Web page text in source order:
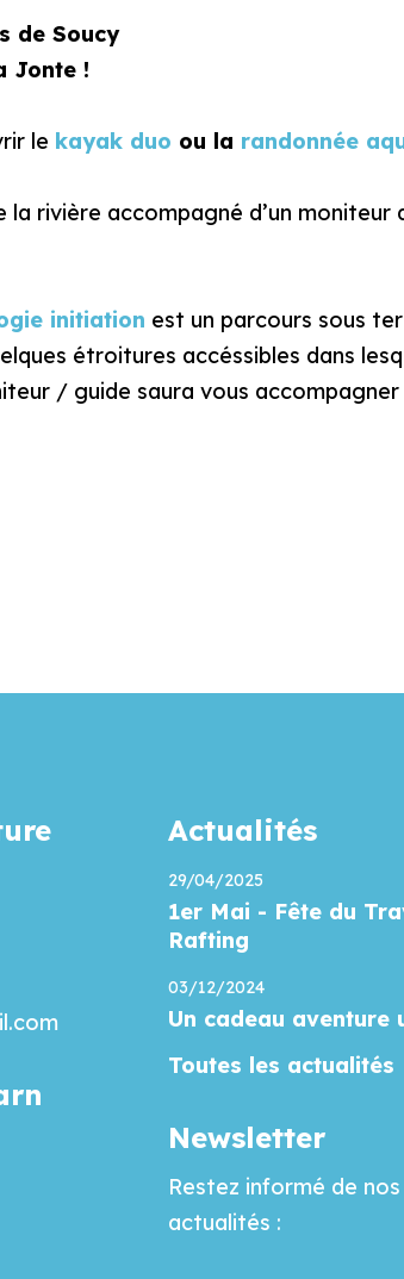
de Soucy
Jonte !
le kayak duo ou la randonnée
rivière accompagné d’un moniteur
initiation est un parcours sous
étroitures accéssibles dans
/ guide saura vous
Actualités
29/04/2025
1er Mai - Fête du
Rafting
03/12/2024
Un cadeau aventure
Toutes les actualités
Newsletter
Restez informé de
actualités :